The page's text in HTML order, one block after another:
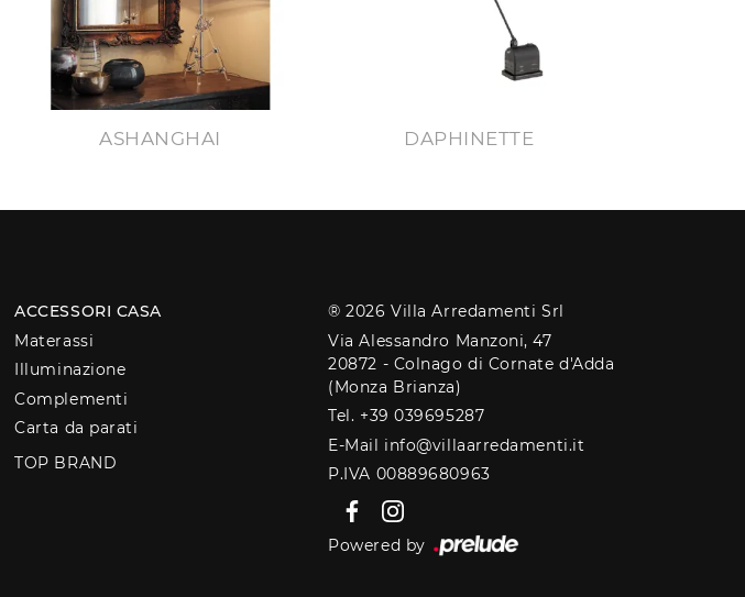
ASHANGHAI DAPHINETTE
ACCESSORI CASA
Materassi
Illuminazione
Complementi
Carta da parati
TOP BRAND
® 2026 Villa Arredamenti Srl
Via Alessandro Manzoni, 47
20872 - Colnago di Cornate d'Adda
(Monza Brianza)
Tel. +39 039695287
E-Mail info@villaarredamenti.it
P.IVA 00889680963
Powered by